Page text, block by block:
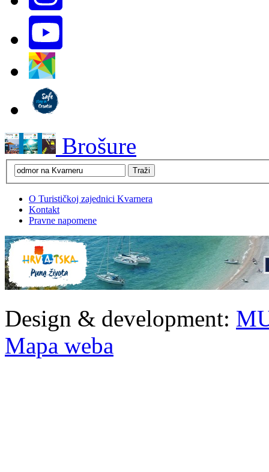
Brošure
O Turističkoj zajednici Kvarnera
Kontakt
Pravne napomene
Design & development:
Mapa weba